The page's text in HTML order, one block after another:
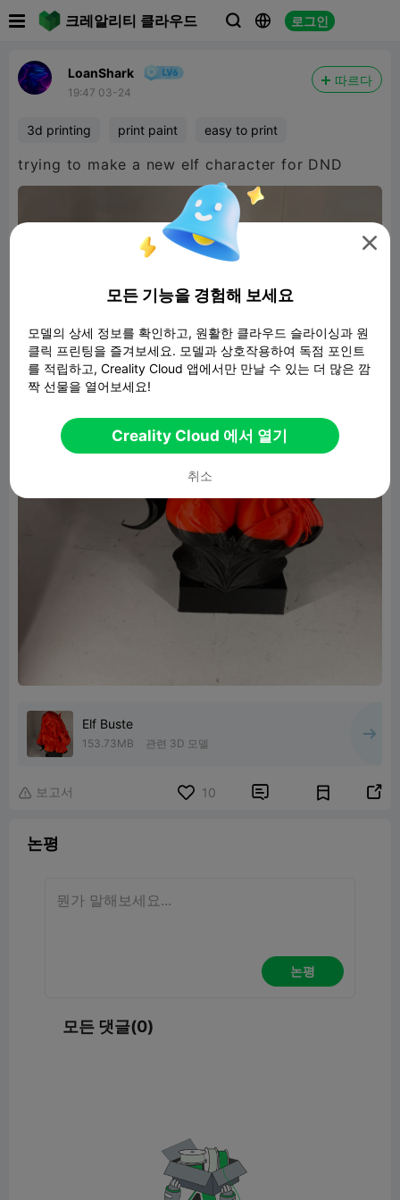
크레알리티 클라우드   로그인
LoanShark
19:47 03-24
따르다
3d printing print paint easy to print
Elf Buste
153.73MB 관련 3D 모델
 보고서 10  
논평
논평
모든 댓글(0)

모든 기능을 경험해 보세요
모델의 상세 정보를 확인하고, 원활한 클라우드 슬라이싱과 원
클릭 프린팅을 즐겨보세요. 모델과 상호작용하여 독점 포인트
를 적립하고, Creality Cloud 앱에서만 만날 수 있는 더 많은 깜
짝 선물을 열어보세요!
Creality Cloud 에서 열기
취소